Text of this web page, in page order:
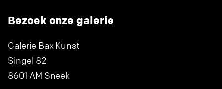
Bezoek onze galerie
Galerie Bax Kunst
Singel 82
8601 AM Sneek